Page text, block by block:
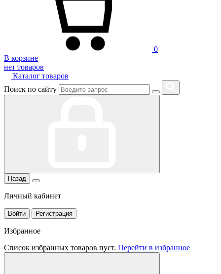
0
В корзине
нет товаров
Каталог товаров
Поиск по сайту
Назад
Личный кабинет
Войти Регистрация
Избранное
Список избранных товаров пуст. Перейти в избранное